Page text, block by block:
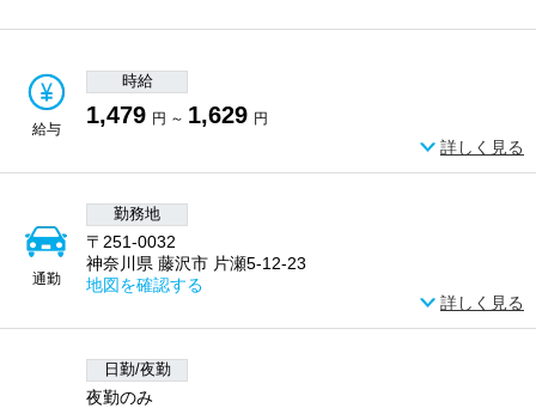
給与
時給
1,479 円 ～ 1,629 円
詳しく見る
通勤
勤務地
〒251-0032
神奈川県 藤沢市 片瀬5-12-23
地図を確認する
詳しく見る
日勤/夜勤
夜勤のみ